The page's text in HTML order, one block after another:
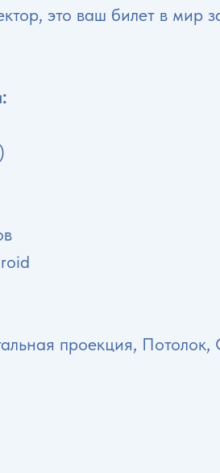
это ваш билет в мир
проекция,